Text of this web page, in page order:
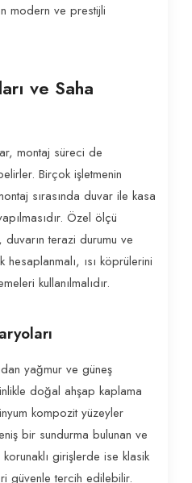
modern ve prestijli
ve Saha
montaj süreci de
Birçok işletmenin
sırasında duvar ile kasa
Özel ölçü
duvarın terazi durumu ve
ısı köprülerini
kullanılmalıdır.
yağmur ve güneş
doğal ahşap kaplama
kompozit yüzeyler
bir sundurma bulunan ve
girişlerde ise klasik
güvenle tercih edilebilir.